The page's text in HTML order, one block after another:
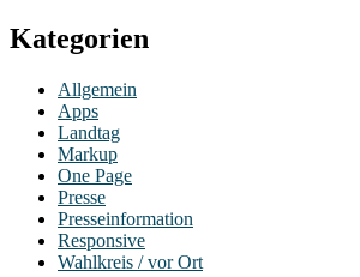
Kategorien
Allgemein
Apps
Landtag
Markup
One Page
Presse
Presseinformation
Responsive
Wahlkreis / vor Ort